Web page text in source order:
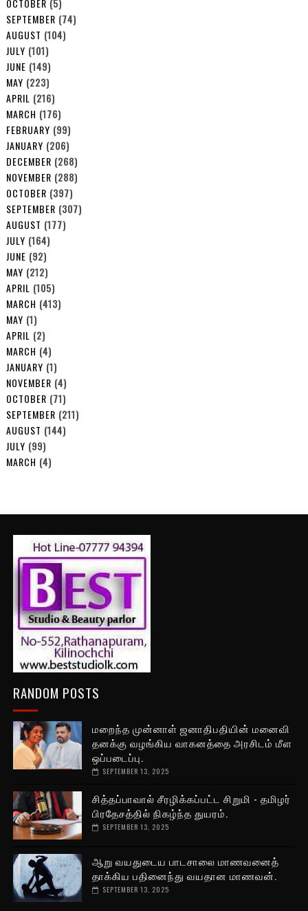
SEPTEMBER (74)
AUGUST (104)
JULY (101)
JUNE (149)
MAY (223)
APRIL (216)
MARCH (176)
FEBRUARY (99)
JANUARY (206)
DECEMBER (268)
NOVEMBER (288)
OCTOBER (397)
SEPTEMBER (307)
AUGUST (177)
JULY (164)
JUNE (92)
MAY (212)
APRIL (105)
MARCH (413)
MAY (1)
APRIL (2)
MARCH (4)
JANUARY (1)
NOVEMBER (4)
OCTOBER (71)
SEPTEMBER (211)
AUGUST (144)
JULY (99)
MARCH (4)
RANDOM POSTS
மறைந்த முன்னாள் ஜனாதிபதியின் மனைவி
தனக்கு வழங்கிய வாகனத்தை அரசிடம் மீள
ஒப்படைப்பு.
SEPTEMBER 13, 2025
சித்தப்பாவால் சீரழிக்கப்பட்ட சிறுமி - தமிழர்
பிரதேசத்தில் நிகழ்ந்த துயரம்.
SEPTEMBER 13, 2025
ஆறு வயதுடைய பாடசாலை மாணவனைத்
தாக்கிய பதினைந்து வயதான மாணவன்.
SEPTEMBER 13, 2025